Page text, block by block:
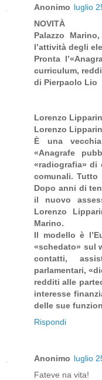
Anonimo luglio
NOVITÀ
Palazzo
l’attività degli
Pronta
curriculum,
di Pierpaolo Lio
Lorenzo
Lorenzo
È una
«Anagrafe
«radiografia» di
comunali. Tutto
Dopo anni di
il nuovo
Lorenzo
Marino.
Il modello è
«schedato» sul
contatti,
parlamentari,
redditi alle
interesse
delle sue
Rispondi
Anonimo luglio
Fateve na vita!